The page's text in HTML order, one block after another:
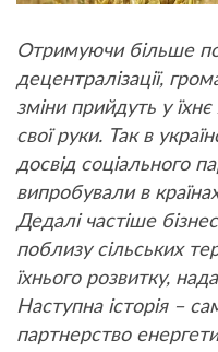
Отримуючи більше
децентралізації,
зміни прийдуть у
свої руки. Так в
досвід соціального
випробували в
Дедалі частіше
поблизу сільських
їхнього розвитку,
Наступна історія –
партнерство